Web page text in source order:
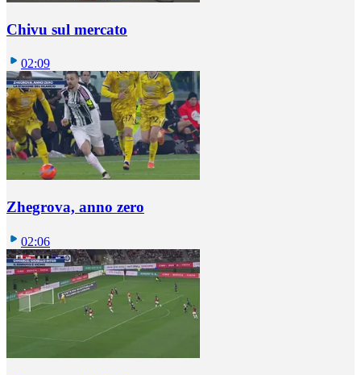
Chivu sul mercato
02:09
Zhegrova, anno zero
02:06